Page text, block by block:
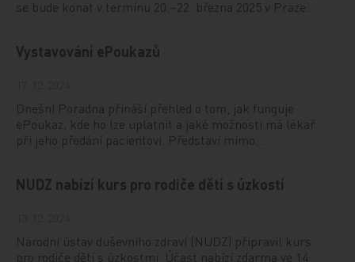
se bude konat v termínu 20.–22. března 2025 v Praze.
Vystavování ePoukazů
Dnešní Poradna přináší přehled o tom, jak funguje
ePoukaz, kde ho lze uplatnit a jaké možnosti má lékař
při jeho předání pacientovi. Představí mimo…
NUDZ nabízí kurs pro rodiče dětí s úzkostí
Národní ústav duševního zdraví (NUDZ) připravil kurs
pro rodiče dětí s úzkostmi. Účast nabízí zdarma ve 14